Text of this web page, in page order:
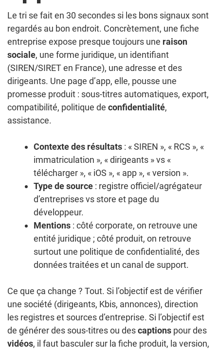
Le tri se fait en 30 secondes si les bons signaux sont
regardés au bon endroit. Concrètement, une fiche
entreprise expose presque toujours une raison
sociale, une forme juridique, un identifiant
(SIREN/SIRET en France), une adresse et des
dirigeants. Une page d’app, elle, pousse une
promesse produit : sous-titres automatiques, export,
compatibilité, politique de confidentialité,
assistance.
Contexte des résultats : « SIREN », « RCS », «
immatriculation », « dirigeants » vs «
télécharger », « iOS », « app », « version ».
Type de source : registre officiel/agrégateur
d’entreprises vs store et page du
développeur.
Mentions : côté corporate, on retrouve une
entité juridique ; côté produit, on retrouve
surtout une politique de confidentialité, des
données traitées et un canal de support.
Ce que ça change ? Tout. Si l’objectif est de vérifier
une société (dirigeants, Kbis, annonces), direction
les registres et sources d’entreprise. Si l’objectif est
de générer des sous-titres ou descaptions pour des
vidéos, il faut basculer sur la fiche produit, la version,